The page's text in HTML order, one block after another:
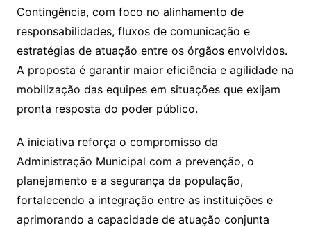
Contingência, com foco no alinhamento de
responsabilidades, fluxos de comunicação e
estratégias de atuação entre os órgãos envolvidos.
A proposta é garantir maior eficiência e agilidade na
mobilização das equipes em situações que exijam
pronta resposta do poder público.
A iniciativa reforça o compromisso da
Administração Municipal com a prevenção, o
planejamento e a segurança da população,
fortalecendo a integração entre as instituições e
aprimorando a capacidade de atuação conjunta